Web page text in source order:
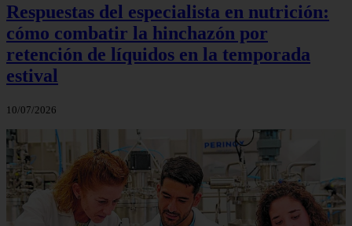
Respuestas del especialista en nutrición:
cómo combatir la hinchazón por
retención de líquidos en la temporada
estival
10/07/2026